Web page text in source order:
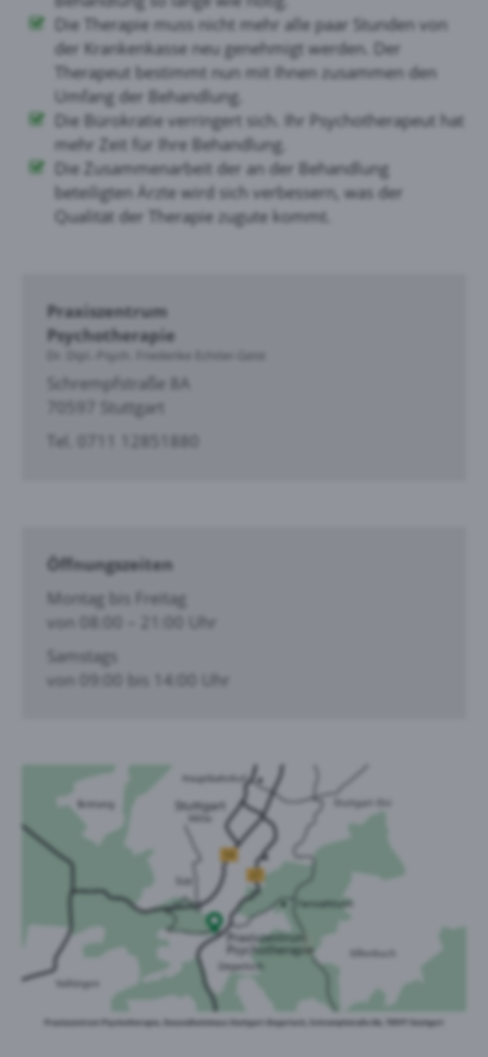
Die Therapie muss nicht mehr alle paar Stunden von
der Krankenkasse neu genehmigt werden. Der
Therapeut bestimmt nun mit Ihnen zusammen den
Umfang der Behandlung.
Die Bürokratie verringert sich. Ihr Psychotherapeut hat
mehr Zeit für Ihre Behandlung.
Die Zusammenarbeit der an der Behandlung
beteiligten Ärzte wird sich verbessern, was der
Qualität der Therapie zugute kommt.
Praxiszentrum
Psycho­therapie
Dr. Dipl.-Psych. Friederike Echtler-Geist
Schrempfstraße 8A
70597 Stuttgart
Tel. 0711 12851880
Öffnungszeiten
Montag bis Freitag
von 08:00 – 21:00 Uhr
Samstags
von 09:00 bis 14:00 Uhr